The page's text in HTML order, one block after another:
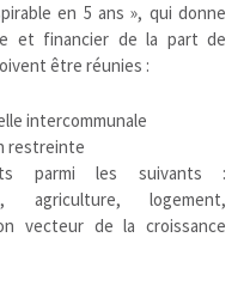
en 5 ans », qui donne
et financier de la part de
être réunies :
intercommunale
restreinte
parmi les suivants :
agriculture, logement,
vecteur de la croissance